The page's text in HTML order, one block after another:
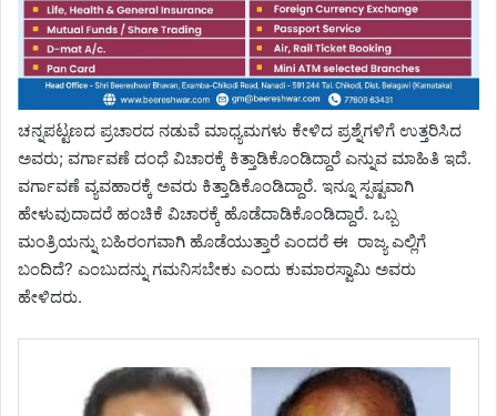
ಚನ್ನಪಟ್ಟಣದ ಪ್ರಚಾರದ ನಡುವೆ ಮಾಧ್ಯಮಗಳು ಕೇಳಿದ ಪ್ರಶ್ನೆಗಳಿಗೆ ಉತ್ತರಿಸಿದ
ಅವರು; ವರ್ಗಾವಣೆ ದಂಧೆ ವಿಚಾರಕ್ಕೆ ಕಿತ್ತಾಡಿಕೊಂಡಿದ್ದಾರೆ ಎನ್ನುವ ಮಾಹಿತಿ ಇದೆ.
ವರ್ಗಾವಣೆ ವ್ಯವಹಾರಕ್ಕೆ ಅವರು ಕಿತ್ತಾಡಿಕೊಂಡಿದ್ದಾರೆ. ಇನ್ನೂ ಸ್ಪಷ್ಟವಾಗಿ
ಹೇಳುವುದಾದರೆ ಹಂಚಿಕೆ ವಿಚಾರಕ್ಕೆ ಹೊಡೆದಾಡಿಕೊಂಡಿದ್ದಾರೆ. ಒಬ್ಬ
ಮಂತ್ರಿಯನ್ನು ಬಹಿರಂಗವಾಗಿ ಹೊಡೆಯುತ್ತಾರೆ ಎಂದರೆ ಈ ರಾಜ್ಯ ಎಲ್ಲಿಗೆ
ಬಂದಿದೆ? ಎಂಬುದನ್ನು ಗಮನಿಸಬೇಕು ಎಂದು ಕುಮಾರಸ್ವಾಮಿ ಅವರು
ಹೇಳಿದರು.